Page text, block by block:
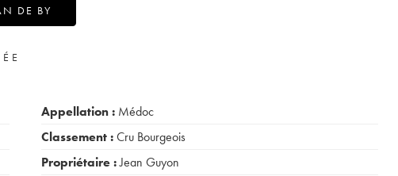
DE BY
Appellation : Médoc
Classement :Cru Bourgeois
Propriétaire :Jean Guyon